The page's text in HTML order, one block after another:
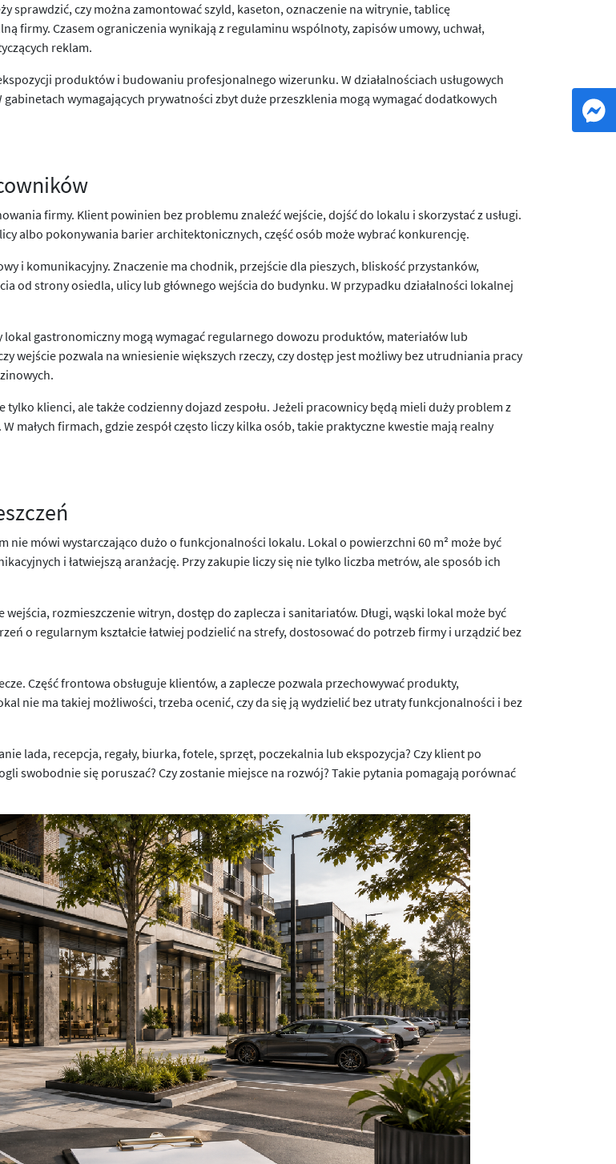
sprawdzić, czy można zamontować szyld, kaseton, oznaczenie na witrynie, tablicę
firmy. Czasem ograniczenia wynikają z regulaminu wspólnoty, zapisów umowy, uchwał,
reklam.
produktów i budowaniu profesjonalnego wizerunku. W działalnościach usługowych
wymagających prywatności zbyt duże przeszklenia mogą wymagać dodatkowych
firmy. Klient powinien bez problemu znaleźć wejście, dojść do lokalu i skorzystać z usługi.
albo pokonywania barier architektonicznych, część osób może wybrać konkurencję.
i komunikacyjny. Znaczenie ma chodnik, przejście dla pieszych, bliskość przystanków,
od strony osiedla, ulicy lub głównego wejścia do budynku. W przypadku działalności lokalnej
gastronomiczny mogą wymagać regularnego dowozu produktów, materiałów lub
wejście pozwala na wniesienie większych rzeczy, czy dostęp jest możliwy bez utrudniania pracy
klienci, ale także codzienny dojazd zespołu. Jeżeli pracownicy będą mieli duży problem z
firmach, gdzie zespół często liczy kilka osób, takie praktyczne kwestie mają realny
nie mówi wystarczająco dużo o funkcjonalności lokalu. Lokal o powierzchni 60 m² może być
i łatwiejszą aranżację. Przy zakupie liczy się nie tylko liczba metrów, ale sposób ich
rozmieszczenie witryn, dostęp do zaplecza i sanitariatów. Długi, wąski lokal może być
o regularnym kształcie łatwiej podzielić na strefy, dostosować do potrzeb firmy i urządzić bez
Część frontowa obsługuje klientów, a zaplecze pozwala przechowywać produkty,
nie ma takiej możliwości, trzeba ocenić, czy da się ją wydzielić bez utraty funkcjonalności i bez
lada, recepcja, regały, biurka, fotele, sprzęt, poczekalnia lub ekspozycja? Czy klient po
swobodnie się poruszać? Czy zostanie miejsce na rozwój? Takie pytania pomagają porównać